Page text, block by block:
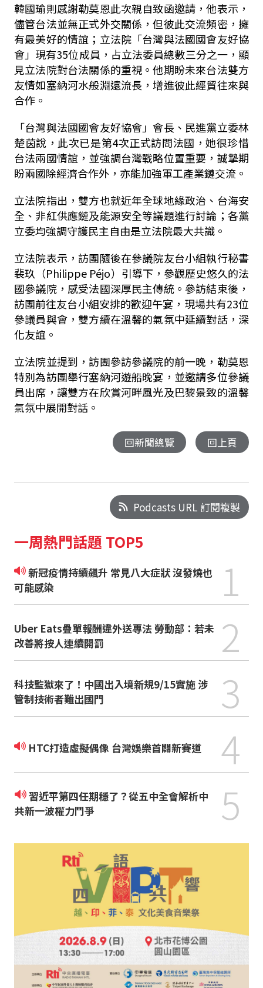
韓國瑜則感謝勒莫恩此次親自致函邀請，他表示，
儘管台法並無正式外交關係，但彼此交流頻密，擁
有最美好的情誼；立法院「台灣與法國國會友好協
會」現有35位成員，占立法委員總數三分之一，顯
見立法院對台法關係的重視。他期盼未來台法雙方
友情如塞納河水般淵遠流長，增進彼此經貿往來與
合作。
「台灣與法國國會友好協會」會長、民進黨立委林
楚茵說，此次已是第4次正式訪問法國，她很珍惜
台法兩國情誼，並強調台灣戰略位置重要，誠摯期
盼兩國除經濟合作外，亦能加強軍工產業鏈交流。
立法院指出，雙方也就近年全球地緣政治、台海安
全、非紅供應鏈及能源安全等議題進行討論；各黨
立委均強調守護民主自由是立法院最大共識。
立法院表示，訪團隨後在參議院友台小組執行秘書
裴玖（Philippe Péjo）引導下，參觀歷史悠久的法
國參議院，感受法國深厚民主傳統。參訪結束後，
訪團前往友台小組安排的歡迎午宴，現場共有23位
參議員與會，雙方續在溫馨的氣氛中延續對話，深
化友誼。
立法院並提到，訪團參訪參議院的前一晚，勒莫恩
特別為訪團舉行塞納河遊船晚宴，並邀請多位參議
員出席，讓雙方在欣賞河畔風光及巴黎景致的溫馨
氣氛中展開對話。
回新聞總覽 回上頁
Podcasts URL 訂閱複製
一周熱門話題 TOP5
新冠疫情持續飆升 常見八大症狀 沒發燒也
可能感染
1
Uber Eats疊單報酬違外送專法 勞動部：若未
改善將按人連續開罰
2
科技監獄來了！中國出入境新規9/15實施 涉
管制技術者難出國門
3
HTC打造虛擬偶像 台灣娛樂首闢新賽道 4
習近平第四任期穩了？從五中全會解析中
共新一波權力鬥爭
5